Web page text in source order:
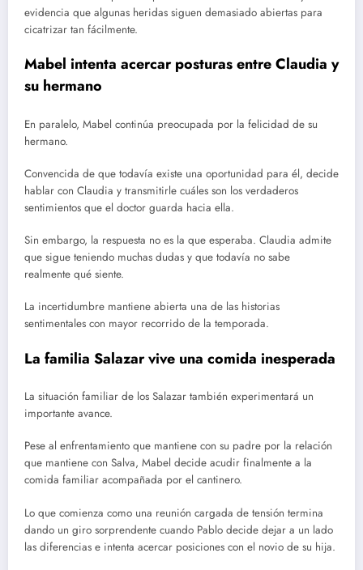
evidencia que algunas heridas siguen demasiado abiertas para
cicatrizar tan fácilmente.
Mabel intenta acercar posturas entre Claudia y
su hermano
En paralelo, Mabel continúa preocupada por la felicidad de su
hermano.
Convencida de que todavía existe una oportunidad para él, decide
hablar con Claudia y transmitirle cuáles son los verdaderos
sentimientos que el doctor guarda hacia ella.
Sin embargo, la respuesta no es la que esperaba. Claudia admite
que sigue teniendo muchas dudas y que todavía no sabe
realmente qué siente.
La incertidumbre mantiene abierta una de las historias
sentimentales con mayor recorrido de la temporada.
La familia Salazar vive una comida inesperada
La situación familiar de los Salazar también experimentará un
importante avance.
Pese al enfrentamiento que mantiene con su padre por la relación
que mantiene con Salva, Mabel decide acudir finalmente a la
comida familiar acompañada por el cantinero.
Lo que comienza como una reunión cargada de tensión termina
dando un giro sorprendente cuando Pablo decide dejar a un lado
las diferencias e intenta acercar posiciones con el novio de su hija.